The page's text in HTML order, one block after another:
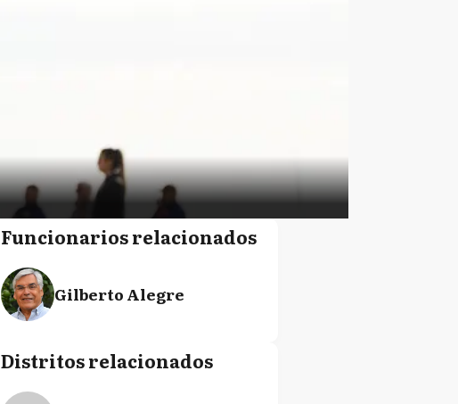
Funcionarios relacionados
Gilberto Alegre
Distritos relacionados